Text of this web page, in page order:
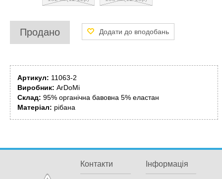
Продано
Артикул: 11063-2
Виробник: ArDoMi
Склад: 95% органічна бавовна 5% еластан
Матеріал: рібана
Контакти Інформація